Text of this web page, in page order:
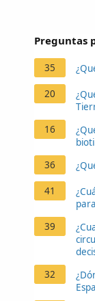
Preguntas
35
20
16
36
41
39
32